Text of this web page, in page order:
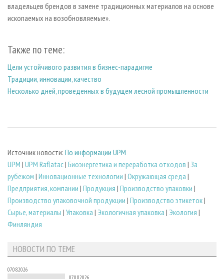
владельцев брендов в замене традиционных материалов на основе
ископаемых на возобновляемые».
Также по теме:
Цели устойчивого развития в бизнес-парадигме
Традиции, инновации, качество
Несколько дней, проведенных в будущем лесной промышленности
Источник новости: По информации UPM
UPM | UPM Raflatac| Биoэнергетика и переработка отходов | За
рубежом | Инновационные технологии | Окружающая среда |
Предприятия, компании | Продукция | Производство упаковки |
Производство упаковочной продукции | Производство этикеток|
Сырье, материалы | Упаковка | Экологичная упаковка | Экология |
Финляндия
НОВОСТИ ПО ТЕМЕ
07.08.2026